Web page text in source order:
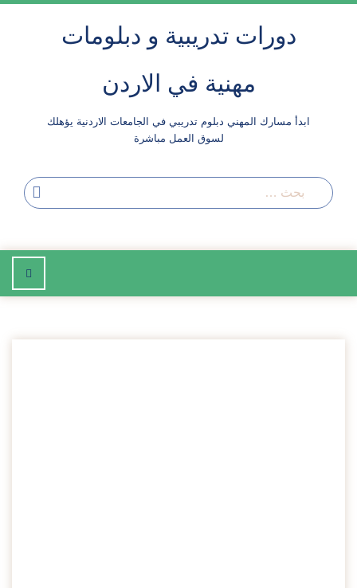
دورات تدريبية و دبلومات
مهنية في الاردن
ابدأ مسارك المهني دبلوم تدريبي في الجامعات الاردنية يؤهلك
لسوق العمل مباشرة
إضغط
للتصفح